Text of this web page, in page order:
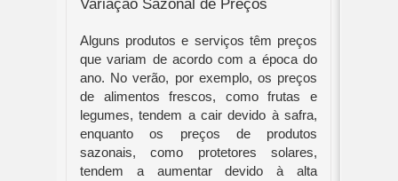
Variação Sazonal de Preços
Alguns produtos e serviços têm preços
que variam de acordo com a época do
ano. No verão, por exemplo, os preços
de alimentos frescos, como frutas e
legumes, tendem a cair devido à safra,
enquanto os preços de produtos
sazonais, como protetores solares,
tendem a aumentar devido à alta